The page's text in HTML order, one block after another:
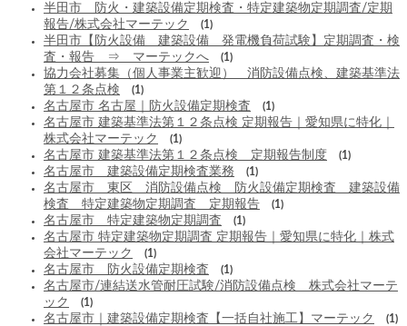
半田市 防火・建築設備定期検査・特定建築物定期調査/定期
報告/株式会社マーテック
(1)
半田市【防火設備 建築設備 発電機負荷試験】定期調査・検
査・報告 ⇒ マーテックへ
(1)
協力会社募集（個人事業主歓迎） 消防設備点検、建築基準法
第１２条点検
(1)
名古屋市 名古屋｜防火設備定期検査 (1)
名古屋市 建築基準法第１２条点検 定期報告｜愛知県に特化｜
株式会社マーテック
(1)
名古屋市 建築基準法第１２条点検 定期報告制度 (1)
名古屋市 建築設備定期検査業務 (1)
名古屋市 東区 消防設備点検 防火設備定期検査 建築設備
検査 特定建築物定期調査 定期報告
(1)
名古屋市 特定建築物定期調査 (1)
名古屋市 特定建築物定期調査 定期報告｜愛知県に特化｜株式
会社マーテック
(1)
名古屋市 防火設備定期検査 (1)
名古屋市/連結送水管耐圧試験/消防設備点検 株式会社マーテ
ック
(1)
名古屋市｜建築設備定期検査【一括自社施工】マーテック (1)